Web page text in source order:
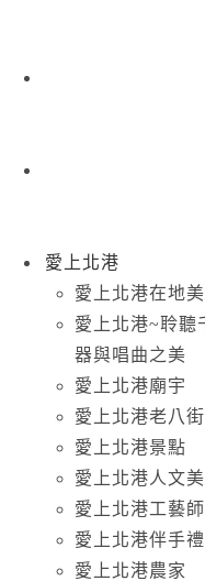
愛上北港
愛上北港在地
愛上北港~聆
器與唱曲之美
愛上北港廟宇
愛上北港老八街
愛上北港景點
愛上北港人文
愛上北港工藝師
愛上北港伴手禮
愛上北港農家